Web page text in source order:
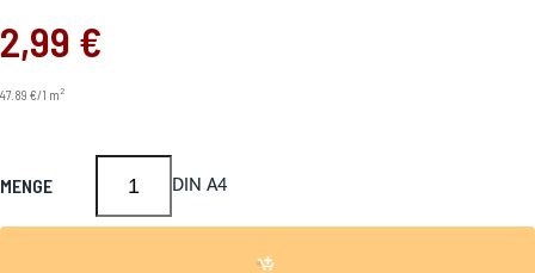
2,99 €
47.89 €/1 m2
MENGE DIN A4